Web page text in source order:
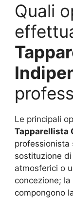
Quali
Le principali
Tapparellista
professionista
sostituzione
atmosferici o
concezione;
compongono